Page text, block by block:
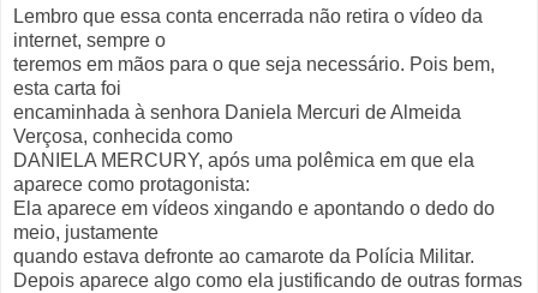
Lembro que essa conta encerrada não retira o vídeo da
internet, sempre o
teremos em mãos para o que seja necessário. Pois bem,
esta carta foi
encaminhada à senhora Daniela Mercuri de Almeida
Verçosa, conhecida como
DANIELA MERCURY, após uma polêmica em que ela
aparece como protagonista:
Ela aparece em vídeos xingando e apontando o dedo do
meio, justamente
quando estava defronte ao camarote da Polícia Militar.
Depois aparece algo como ela justificando de outras formas